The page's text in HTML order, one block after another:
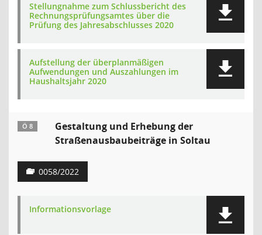
Stellungnahme zum Schlussbericht des
Rechnungsprüfungsamtes über die
Prüfung des Jahresabschlusses 2020
Aufstellung der überplanmäßigen
Aufwendungen und Auszahlungen im
Haushaltsjahr 2020
Ö 8
Gestaltung und Erhebung der
Straßenausbaubeiträge in Soltau
0058/2022
Informationsvorlage